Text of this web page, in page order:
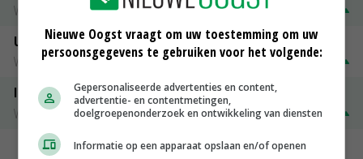
Vleesvarkens
€ 1,32
Uitbetaalprijs Van Rooi Meat
Vleesvarkens
€ 1,25 € 0,10
ISN prijs Frankrijk
Vleesvarkens
€ 1,78 € 0,06
MEER MARKTPRIJZEN
Nieuwe Oogst vraagt om uw toestemming om uw
persoonsgegevens te gebruiken voor het volgende:
Gepersonaliseerde advertenties en content,
advertentie- en contentmetingen,
doelgroepenonderzoek en ontwikkeling van diensten
Informatie op een apparaat opslaan en/of openen